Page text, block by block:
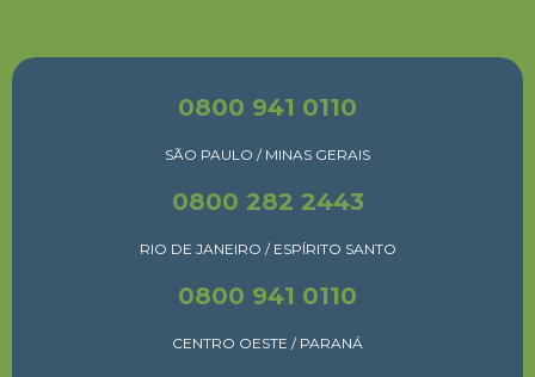
0800 941 0110
SÃO PAULO / MINAS GERAIS
0800 282 2443
RIO DE JANEIRO / ESPÍRITO SANTO
0800 941 0110
CENTRO OESTE / PARANÁ